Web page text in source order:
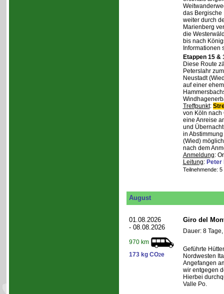
das Bergische
weiter durch
Marienberg
die
bis nach
Informationen
Etappen 15 &
Diese Route
Peterslahr
Neustadt
auf einer
Treffpunkt:
von Köln nach
eine Anreise
und
in
(Wied)
nach dem
Anmeldung:
Leitung: Peter
Teilnehmende:
August
01.08.2026
- 08.08.2026
970 km
173 kg CO2e
Giro del
Dauer: 8
Geführte
Nordwesten
Angefangen
wir entgegen
Hierbei
Valle Po.